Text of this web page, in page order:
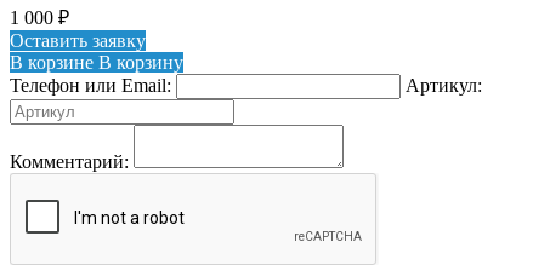
1 000 ₽
Оставить заявку
В корзине В корзину
Телефон или Email:
Артикул:
Комментарий: